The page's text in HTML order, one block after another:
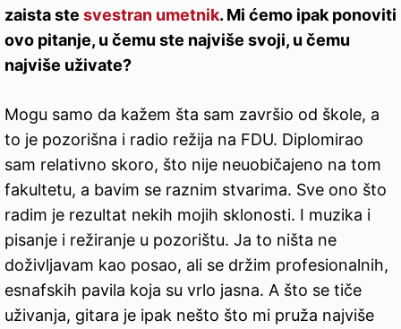
zaista ste svestran umetnik. Mi ćemo ipak ponoviti
ovo pitanje, u čemu ste najviše svoji, u čemu
najviše uživate?
Mogu samo da kažem šta sam završio od škole, a
to je pozorišna i radio režija na FDU. Diplomirao
sam relativno skoro, što nije neuobičajeno na tom
fakultetu, a bavim se raznim stvarima. Sve ono što
radim je rezultat nekih mojih sklonosti. I muzika i
pisanje i režiranje u pozorištu. Ja to ništa ne
doživljavam kao posao, ali se držim profesionalnih,
esnafskih pavila koja su vrlo jasna. A što se tiče
uživanja, gitara je ipak nešto što mi pruža najviše